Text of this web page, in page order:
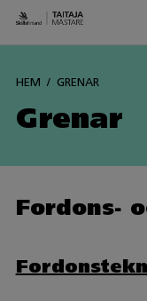
HEM GRENAR
Grenar
Fordons-